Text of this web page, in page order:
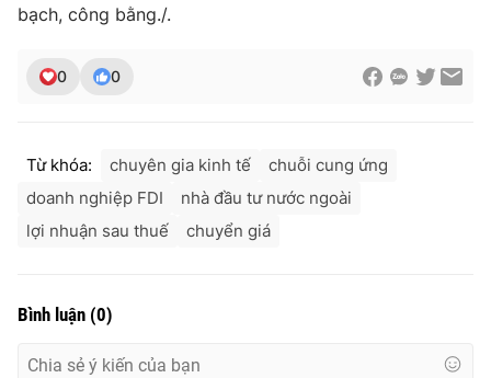
bạch, công bằng./.
0 0
Từ khóa: chuyên gia kinh tế
chuỗi cung ứng
doanh nghiệp FDI
nhà đầu tư nước ngoài
lợi nhuận sau thuế
chuyển giá
Bình luận (0)